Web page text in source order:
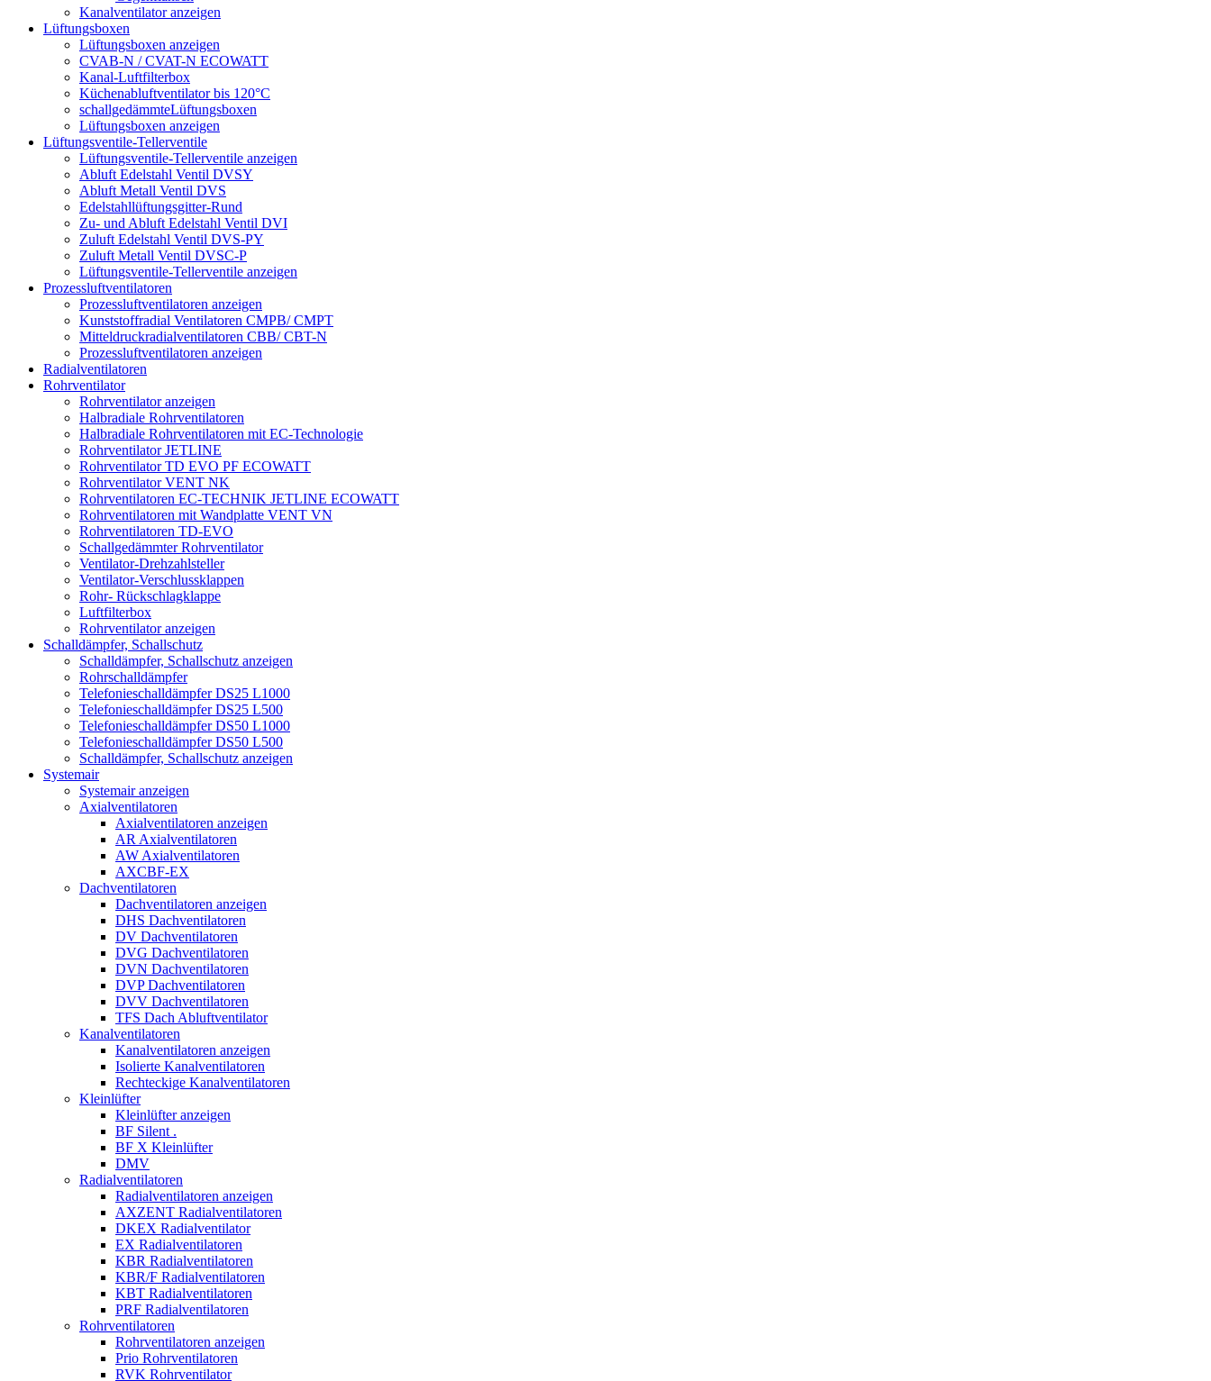
Kanalventilator anzeigen
Lüftungsboxen
Lüftungsboxen anzeigen
CVAB-N / CVAT-N ECOWATT
Kanal-Luftfilterbox
Küchenabluftventilator bis 120°C
schallgedämmteLüftungsboxen
Lüftungsboxen anzeigen
Lüftungsventile-Tellerventile
Lüftungsventile-Tellerventile anzeigen
Abluft Edelstahl Ventil DVSY
Abluft Metall Ventil DVS
Edelstahllüftungsgitter-Rund
Zu- und Abluft Edelstahl Ventil DVI
Zuluft Edelstahl Ventil DVS-PY
Zuluft Metall Ventil DVSC-P
Lüftungsventile-Tellerventile anzeigen
Prozessluftventilatoren
Prozessluftventilatoren anzeigen
Kunststoffradial Ventilatoren CMPB/ CMPT
Mitteldruckradialventilatoren CBB/ CBT-N
Prozessluftventilatoren anzeigen
Radialventilatoren
Rohrventilator
Rohrventilator anzeigen
Halbradiale Rohrventilatoren
Halbradiale Rohrventilatoren mit EC-Technologie
Rohrventilator JETLINE
Rohrventilator TD EVO PF ECOWATT
Rohrventilator VENT NK
Rohrventilatoren EC-TECHNIK JETLINE ECOWATT
Rohrventilatoren mit Wandplatte VENT VN
Rohrventilatoren TD-EVO
Schallgedämmter Rohrventilator
Ventilator-Drehzahlsteller
Ventilator-Verschlussklappen
Rohr- Rückschlagklappe
Luftfilterbox
Rohrventilator anzeigen
Schalldämpfer, Schallschutz
Schalldämpfer, Schallschutz anzeigen
Rohrschalldämpfer
Telefonieschalldämpfer DS25 L1000
Telefonieschalldämpfer DS25 L500
Telefonieschalldämpfer DS50 L1000
Telefonieschalldämpfer DS50 L500
Schalldämpfer, Schallschutz anzeigen
Systemair
Systemair anzeigen
Axialventilatoren
Axialventilatoren anzeigen
AR Axialventilatoren
AW Axialventilatoren
AXCBF-EX
Dachventilatoren
Dachventilatoren anzeigen
DHS Dachventilatoren
DV Dachventilatoren
DVG Dachventilatoren
DVN Dachventilatoren
DVP Dachventilatoren
DVV Dachventilatoren
TFS Dach Abluftventilator
Kanalventilatoren
Kanalventilatoren anzeigen
Isolierte Kanalventilatoren
Rechteckige Kanalventilatoren
Kleinlüfter
Kleinlüfter anzeigen
BF Silent .
BF X Kleinlüfter
DMV
Radialventilatoren
Radialventilatoren anzeigen
AXZENT Radialventilatoren
DKEX Radialventilator
EX Radialventilatoren
KBR Radialventilatoren
KBR/F Radialventilatoren
KBT Radialventilatoren
PRF Radialventilatoren
Rohrventilatoren
Rohrventilatoren anzeigen
Prio Rohrventilatoren
RVK Rohrventilator